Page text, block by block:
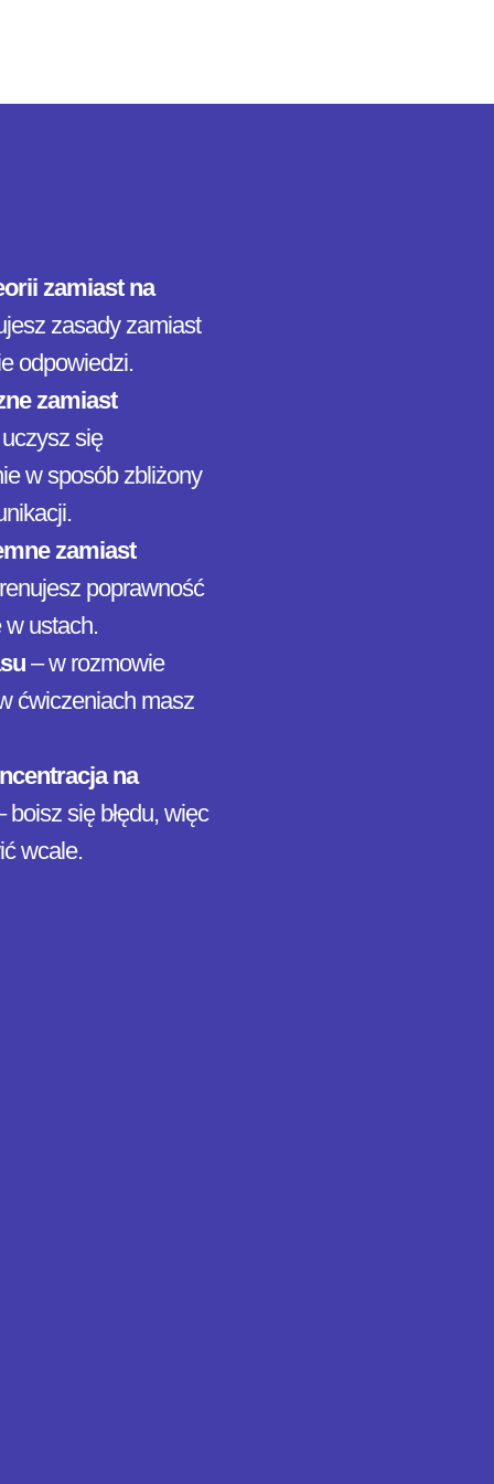
zamiast na
zasady zamiast
odpowiedzi.
zamiast
się
w sposób zbliżony
zamiast
poprawność
w ustach.
– w rozmowie
ćwiczeniach masz
na
boisz się błędu, więc
wcale.